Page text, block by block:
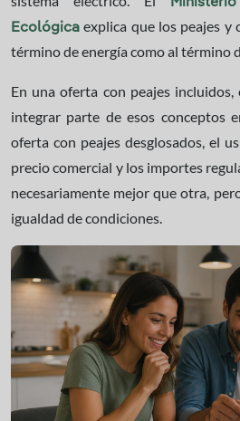
Ecológica explica que los peajes y
término de energía como al término
En una oferta con peajes
integrar parte de esos conceptos
oferta con peajes desglosados, el
precio comercial y los importes
necesariamente mejor que otra,
igualdad de condiciones.